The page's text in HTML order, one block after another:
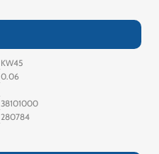
KW45
0.06
38101000
280784